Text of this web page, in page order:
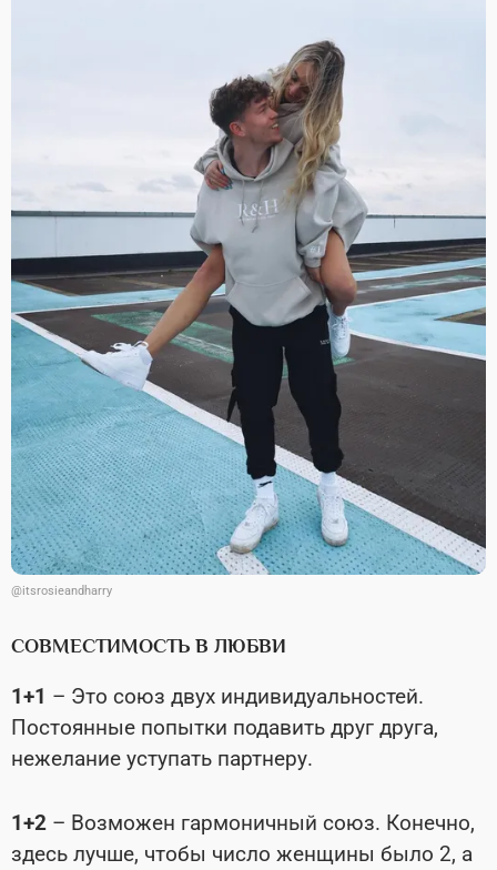
@itsrosieandharry
СОВМЕСТИМОСТЬ В ЛЮБВИ
1+1 – Это союз двух индивидуальностей.
Постоянные попытки подавить друг друга,
нежелание уступать партнеру.
1+2 – Возможен гармоничный союз. Конечно,
здесь лучше, чтобы число женщины было 2, а